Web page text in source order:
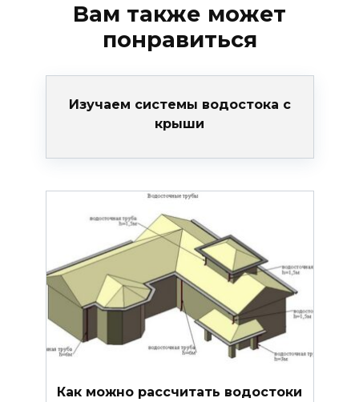
Вам также может
понравиться
Изучаем системы водостока с
крыши
Как можно рассчитать водостоки